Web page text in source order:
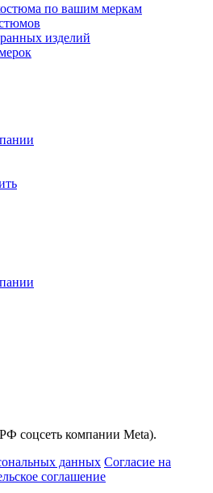
по вашим меркам
изделий
соцсеть компании Meta).
данных Согласие на
соглашение